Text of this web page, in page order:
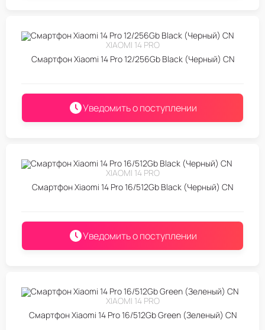
XIAOMI 14 PRO
Смартфон Xiaomi 14 Pro 12/256Gb Black (Черный) CN
Уведомить о поступлении
XIAOMI 14 PRO
Смартфон Xiaomi 14 Pro 16/512Gb Black (Черный) CN
Уведомить о поступлении
XIAOMI 14 PRO
Смартфон Xiaomi 14 Pro 16/512Gb Green (Зеленый) CN